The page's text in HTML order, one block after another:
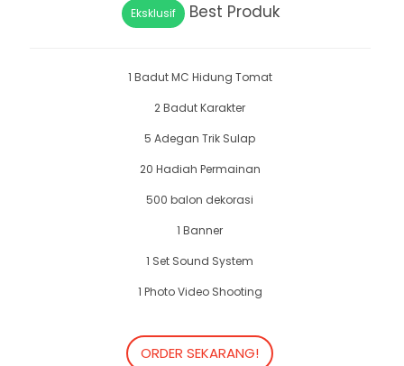
Eksklusif Best Produk
1 Badut MC Hidung Tomat
2 Badut Karakter
5 Adegan Trik Sulap
20 Hadiah Permainan
500 balon dekorasi
1 Banner
1 Set Sound System
1 Photo Video Shooting
ORDER SEKARANG!